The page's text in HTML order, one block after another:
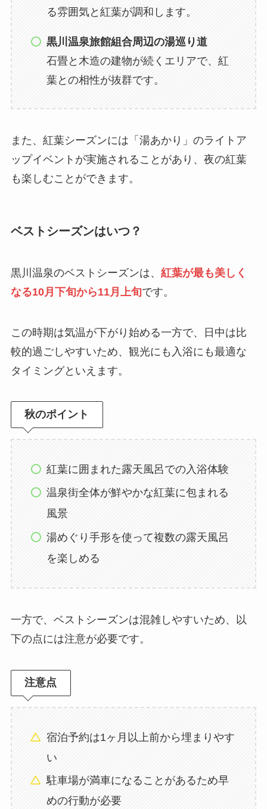
る雰囲気と紅葉が調和します。
黒川温泉旅館組合周辺の湯巡り道
石畳と木造の建物が続くエリアで、紅
葉との相性が抜群です。
また、紅葉シーズンには「湯あかり」のライトア
ップイベントが実施されることがあり、夜の紅葉
も楽しむことができます。
ベストシーズンはいつ？
黒川温泉のベストシーズンは、 紅葉が最も美しく
なる10月下旬から11月上旬です。
この時期は気温が下がり始める一方で、日中は比
較的過ごしやすいため、観光にも入浴にも最適な
タイミングといえます。
秋のポイント
紅葉に囲まれた露天風呂での入浴体験
温泉街全体が鮮やかな紅葉に包まれる
風景
湯めぐり手形を使って複数の露天風呂
を楽しめる
一方で、ベストシーズンは混雑しやすいため、以
下の点には注意が必要です。
注意点
宿泊予約は1ヶ月以上前から埋まりやす
い
駐車場が満車になることがあるため早
めの行動が必要